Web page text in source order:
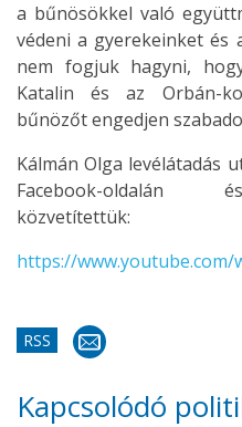
a bűnösökkel való
védeni a gyerekeinket és
nem fogjuk hagyni,
Katalin és az Orbán-
bűnözőt engedjen
Kálmán Olga levélátadás
Facebook-oldalán
közvetítettük:
https://www.youtube.com/
RSS
Kapcsolódó